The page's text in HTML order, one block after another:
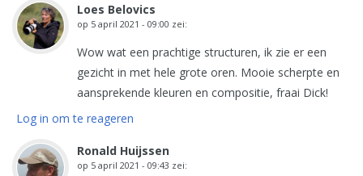
Loes Belovics
op 5 april 2021 - 09:00 zei:
Wow wat een prachtige structuren, ik zie er een
gezicht in met hele grote oren. Mooie scherpte en
aansprekende kleuren en compositie, fraai Dick!
Log in om te reageren
Ronald Huijssen
op 5 april 2021 - 09:43 zei: